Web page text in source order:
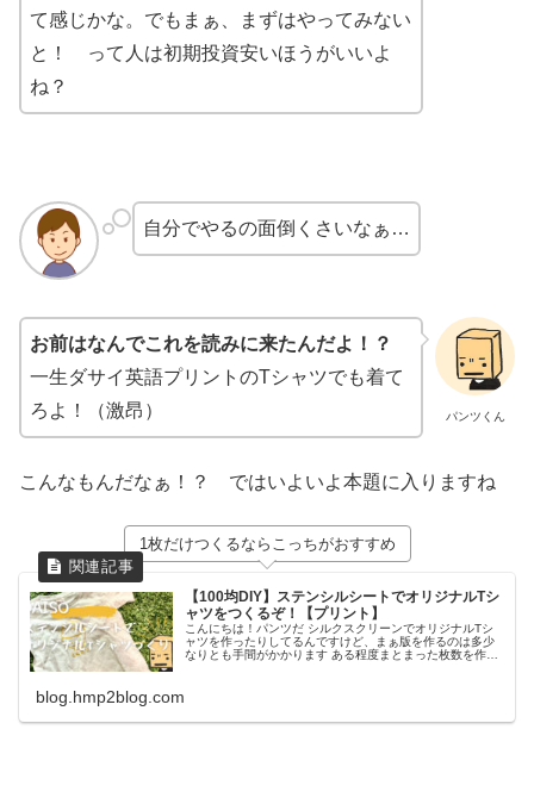
て感じかな。でもまぁ、まずはやってみない
と！ って人は初期投資安いほうがいいよ
ね？
自分でやるの面倒くさいなぁ…
パンツくん
お前はなんでこれを読みに来たんだよ！？
一生ダサイ英語プリントのTシャツでも着て
ろよ！（激昂）
こんなもんだなぁ！？ ではいよいよ本題に入りますね
1枚だけつくるならこっちがおすすめ
【100均DIY】ステンシルシートでオリジナルTシ
ャツをつくるぞ！【プリント】
こんにちは！パンツだ シルクスクリーンでオリジナルTシ
ャツを作ったりしてるんですけど、まぁ版を作るのは多少
なりとも手間がかかります ある程度まとまった枚数を作る
blog.hmp2blog.com